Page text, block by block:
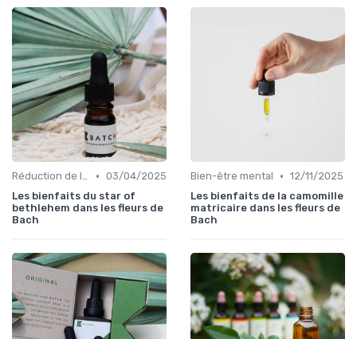
Réduction de l'anxiété • 03/04/2025
Les bienfaits du star of
bethlehem dans les fleurs de
Bach
Bien-être mental • 12/11/2025
Les bienfaits de la camomille
matricaire dans les fleurs de
Bach